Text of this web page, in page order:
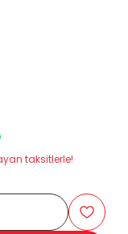
taksitlerle!